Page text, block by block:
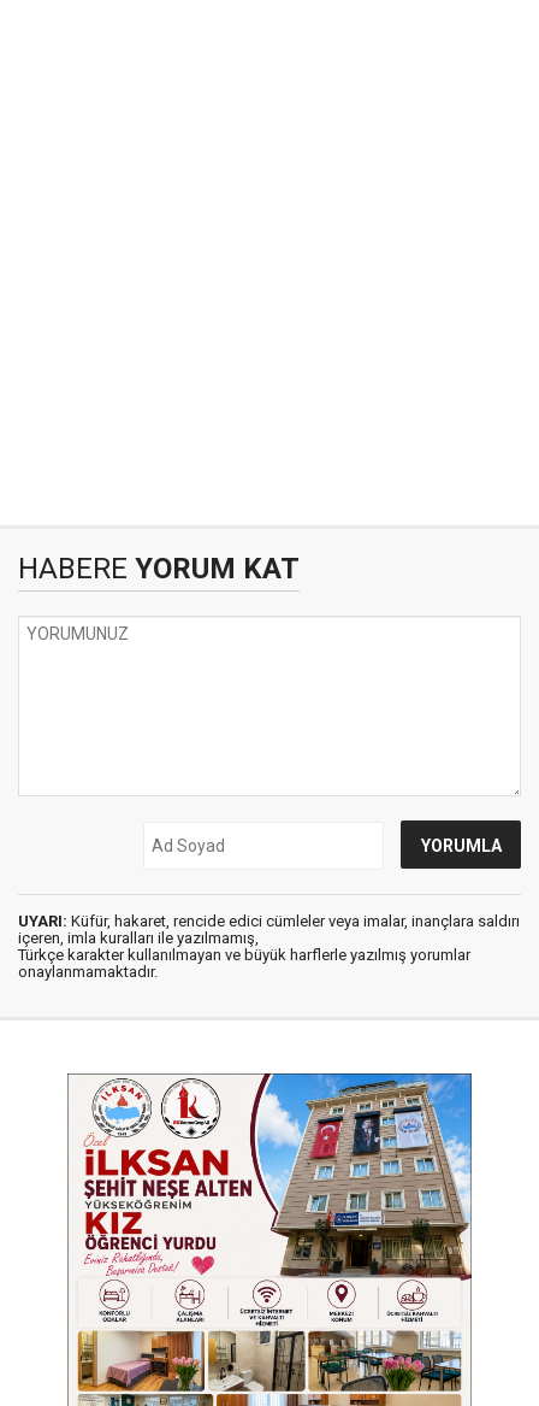
HABERE YORUM KAT
UYARI: Küfür, hakaret, rencide edici cümleler veya imalar, inançlara saldırı
içeren, imla kuralları ile yazılmamış,
Türkçe karakter kullanılmayan ve büyük harflerle yazılmış yorumlar
onaylanmamaktadır.